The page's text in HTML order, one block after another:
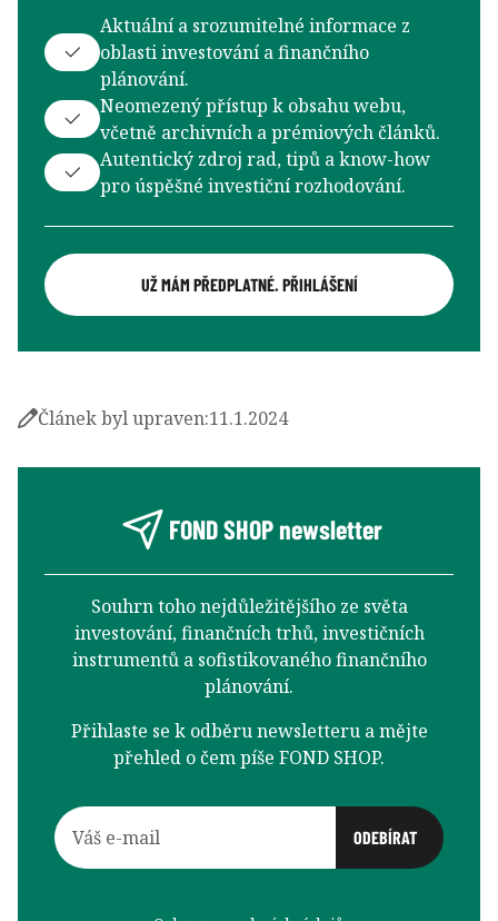
Aktuální a srozumitelné informace z
oblasti investování a finančního
plánování.
Neomezený přístup k obsahu webu,
včetně archivních a prémiových článků.
Autentický zdroj rad, tipů a know-how
pro úspěšné investiční rozhodování.
UŽ MÁM PŘEDPLATNÉ. PŘIHLÁŠENÍ
Článek byl upraven:11.1.2024
FOND SHOP newsletter
Souhrn toho nejdůležitějšího ze světa
investování, finančních trhů, investičních
instrumentů a sofistikovaného finančního
plánování.
Přihlaste se k odběru newsletteru a mějte
přehled o čem píše FOND SHOP.